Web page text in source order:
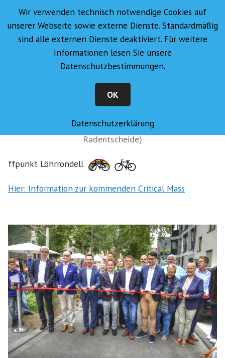
springen
Radentscheid Koblenz
BundesRad (Bündnis aller deutschen
Radentscheide)
Hier: Information zur kommenden Critical Mass
Wir verwenden technisch notwendige Cookies auf
unserer Webseite sowie externe Dienste. Standardmäßig
sind alle externen Dienste deaktiviert. Für weitere
Informationen lesen Sie unsere
Datenschutzbestimmungen.
OK
Datenschutzerklärung